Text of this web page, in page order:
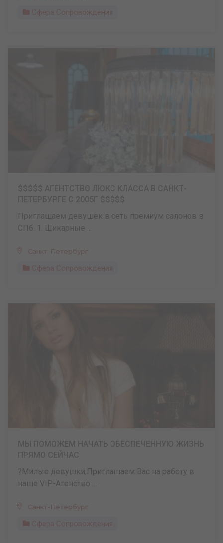
Сфера Сопровождения
Приглашаем девушек в сеть премиум салонов в
СПб. 1. Шикарные ...
Санкт-Петербург
Сфера Сопровождения
?Милые девушки,Приглашаем Вас на работу в
наше VIP-Агенство ...
Санкт-Петербург
Сфера Сопровождения